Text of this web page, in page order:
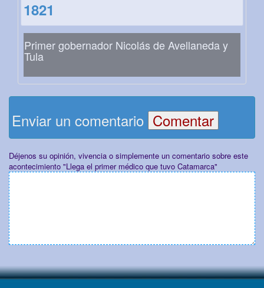
1821
Primer gobernador Nicolás de Avellaneda y
Tula
Enviar un comentario
Déjenos su opinión, vivencia o simplemente un comentario sobre este
acontecimiento "Llega el primer médico que tuvo Catamarca"